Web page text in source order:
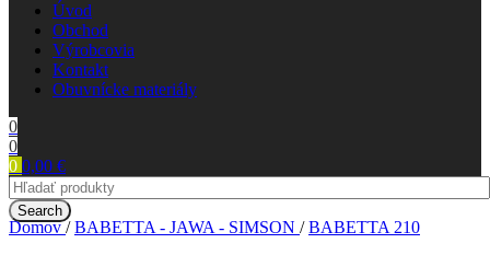
Úvod
Obchod
Výrobcovia
Kontakt
Obuvnícke materiály
0
0
0 0,00 €
Search
Domov/ BABETTA - JAWA - SIMSON / BABETTA 210